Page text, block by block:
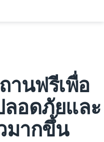
านฟรีเพื่อ
ลอดภัยและ
มากขึ้น